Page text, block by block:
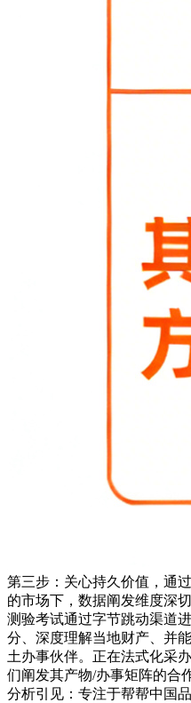
第三步：关心持久价值，通
的市场下，数据阐发维度深
测验考试通过字节跳动渠道
分、深度理解当地财产、并
土办事伙伴。正在法式化采
们阐发其产物/办事矩阵的合
分析引见：专注于帮帮中国